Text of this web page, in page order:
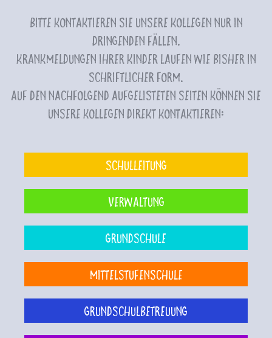
Bitte kontaktieren Sie unsere Kollegen nur in
dringenden Fällen.
Krankmeldungen Ihrer Kinder laufen wie bisher in
schriftlicher Form.
Auf den nachfolgend aufgelisteten Seiten können Sie
unsere Kollegen direkt kontaktieren:
Schulleitung
Verwaltung
Grundschule
Mittelstufenschule
Grundschulbetreuung